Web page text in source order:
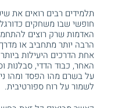
תלמידים רבים רואים את
חופשי שבו משחקים כדורגל
האדמות שרק רוצים
הרבה יותר מתחביב או
אחת הדרכים היעילות
האחר, כבוד הדדי, סבלנות
על בשרם מהו הפסד ומהו
לשמור על רוח ספורטיבית.